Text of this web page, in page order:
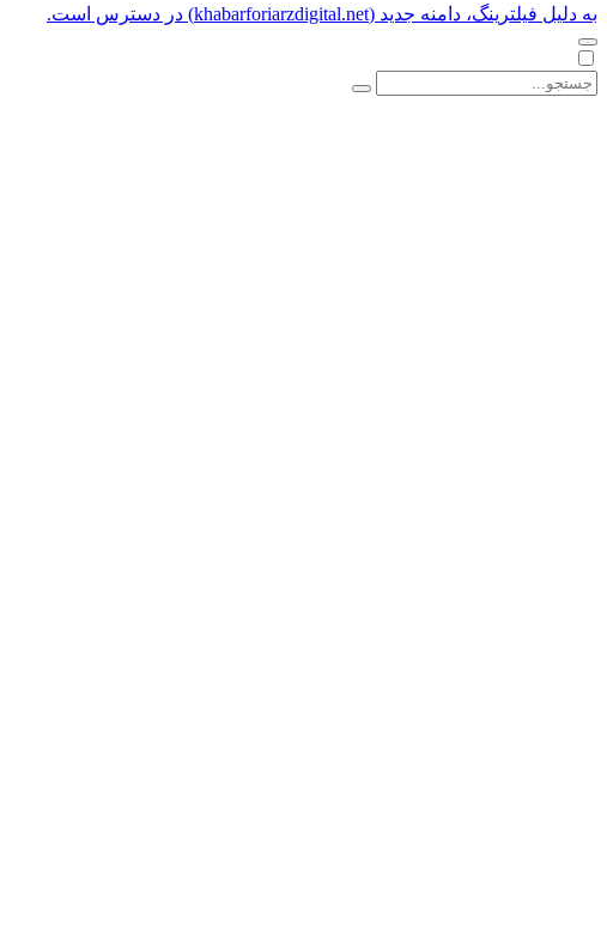
به دلیل فیلترینگ، دامنه جدید (khabarforiarzdigital.net) در دسترس است.